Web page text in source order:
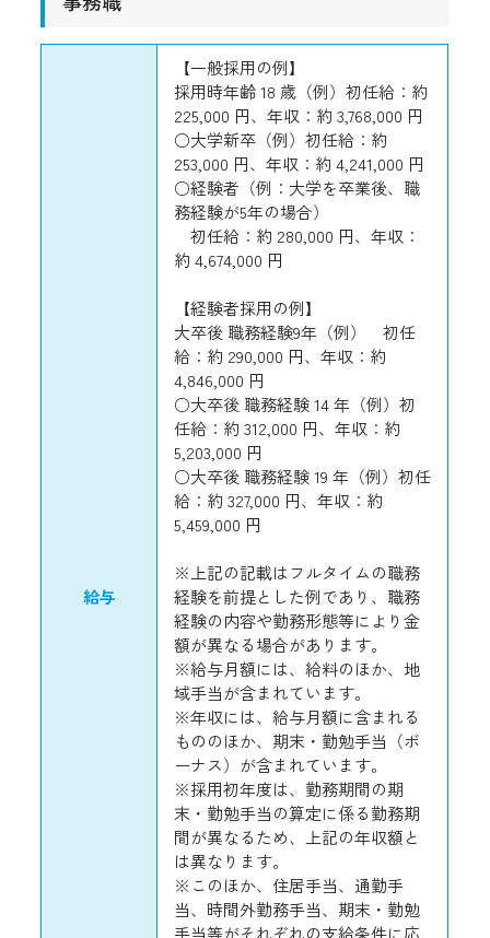
給与
【一般採用の例】
採用時年齢 18 歳（例）初任給：約
225,000 円、年収：約 3,768,000 円
○大学新卒（例）初任給：約
253,000 円、年収：約 4,241,000 円
○経験者（例：大学を卒業後、職
務経験が5年の場合）
初任給：約 280,000 円、年収：
約 4,674,000 円
【経験者採用の例】
大卒後 職務経験9年（例） 初任
給：約 290,000 円、年収：約
4,846,000 円
○大卒後 職務経験 14 年（例）初
任給：約 312,000 円、年収：約
5,203,000 円
○大卒後 職務経験 19 年（例）初任
給：約 327,000 円、年収：約
5,459,000 円
※上記の記載はフルタイムの職務
経験を前提とした例であり、職務
経験の内容や勤務形態等により金
額が異なる場合があります。
※給与月額には、給料のほか、地
域手当が含まれています。
※年収には、給与月額に含まれる
もののほか、期末・勤勉手当（ボ
ーナス）が含まれています。
※採用初年度は、勤務期間の期
末・勤勉手当の算定に係る勤務期
間が異なるため、上記の年収額と
は異なります。
※このほか、住居手当、通勤手
当、時間外勤務手当、期末・勤勉
手当等がそれぞれの支給条件に応